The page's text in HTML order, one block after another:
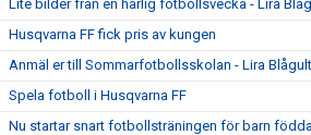
Lite bilder från en härlig fotbollsvecka - Lira
Husqvarna FF fick pris av kungen
Anmäl er till Sommarfotbollsskolan - Lira
Spela fotboll i Husqvarna FF
Nu startar snart fotbollsträningen för barn